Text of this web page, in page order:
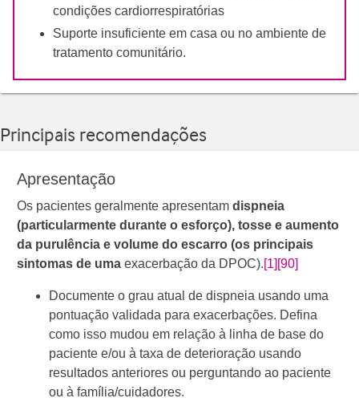
condições cardiorrespiratórias
Suporte insuficiente em casa ou no ambiente de
tratamento comunitário.
Principais recomendações
Apresentação
Os pacientes geralmente apresentam dispneia
(particularmente durante o esforço), tosse e aumento
da purulência e volume do escarro (os principais
sintomas de uma exacerbação da DPOC).[1] [90]
Documente o grau atual de dispneia usando uma
pontuação validada para exacerbações. Defina
como isso mudou em relação à linha de base do
paciente e/ou à taxa de deterioração usando
resultados anteriores ou perguntando ao paciente
ou à família/cuidadores.